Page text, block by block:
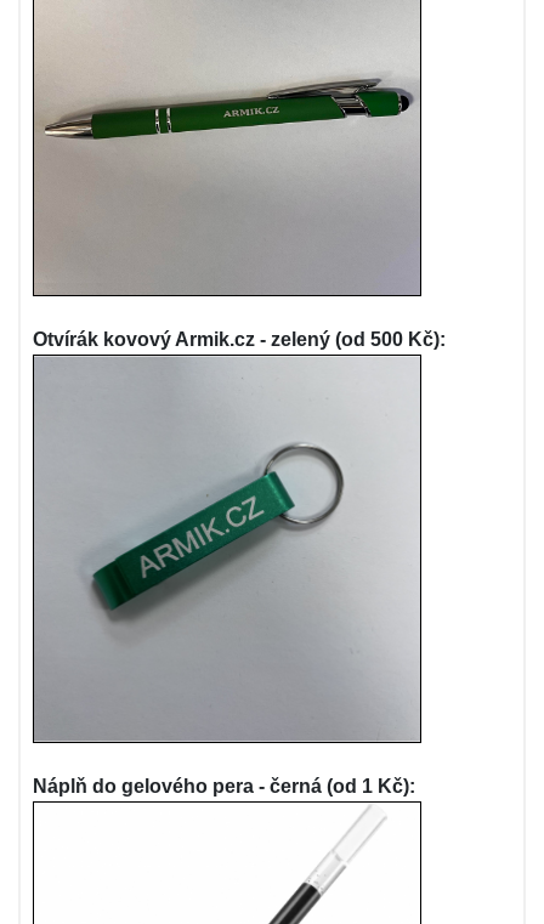
Otvírák kovový Armik.cz - zelený (od 500 Kč):
Náplň do gelového pera - černá (od 1 Kč):